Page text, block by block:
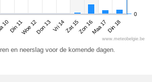
10Din 11Woe 12Don 13Vri 14Zat 15Zon 16Maa 17Din 18
0
www.meteobelgie.be
en neerslag voor de komende dagen.